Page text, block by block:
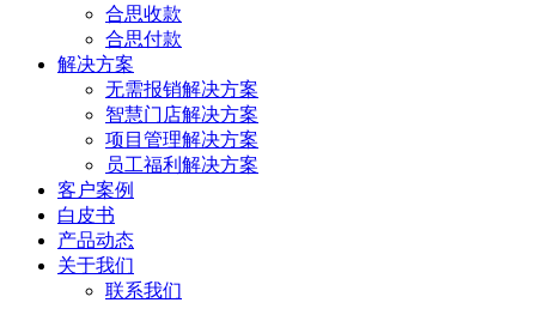
合思收款
合思付款
解决方案
无需报销解决方案
智慧门店解决方案
项目管理解决方案
员工福利解决方案
客户案例
白皮书
产品动态
关于我们
联系我们